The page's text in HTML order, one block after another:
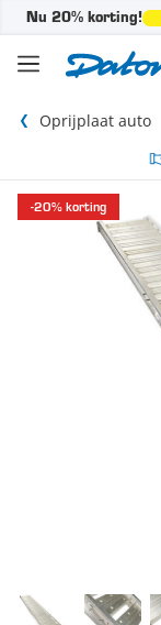
Nu 20% korting!
Oprijplaat auto
-20% korting